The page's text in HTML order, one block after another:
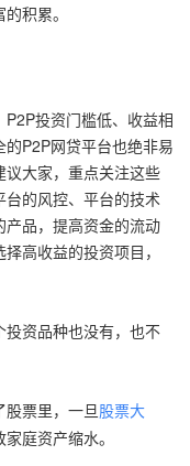
积累。
投资门槛低、收益相
P2P网贷平台也绝非易
大家，重点关注这些
的风控、平台的技术
品，提高资金的流动
高收益的投资项目，
资品种也没有，也不
票里，一旦股票大
庭资产缩水。